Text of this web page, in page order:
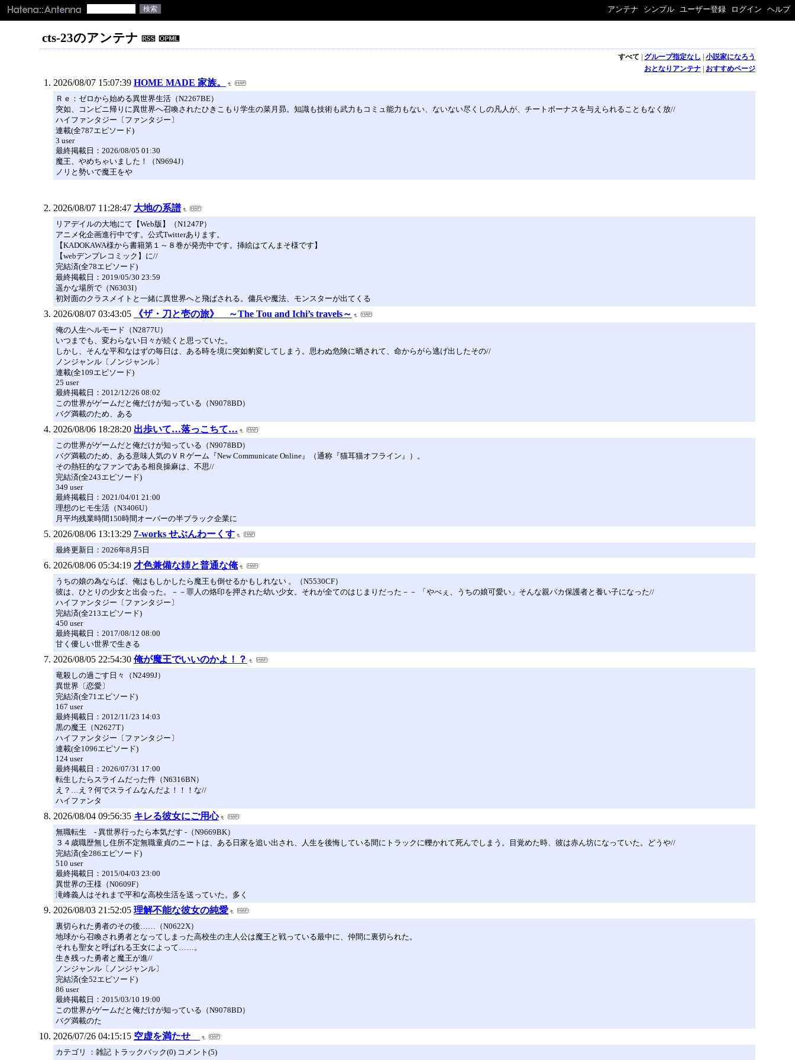
アンテナ シンプル ユーザー登録 ログイン ヘルプ
cts-23のアンテナ
すべて | グループ指定なし | 小説家になろう
おとなりアンテナ| おすすめページ
2026/08/07 15:07:39 HOME MADE 家族。
Ｒｅ：ゼロから始める異世界生活（N2267BE）
突如、コンビニ帰りに異世界へ召喚されたひきこもり学生の菜月昴。知識も技術も武力もコミュ能力もない、ないない尽くしの凡人が、チートボーナスを与えられることもなく放//
ハイファンタジー〔ファンタジー〕
連載(全787エピソード)
3 user
最終掲載日：2026/08/05 01:30
魔王、やめちゃいました！（N9694J）
ノリと勢いで魔王をや
2026/08/07 11:28:47 大地の系譜
リアデイルの大地にて【Web版】（N1247P）
アニメ化企画進行中です。公式Twitterあります。
【KADOKAWA様から書籍第１～８巻が発売中です。挿絵はてんまそ様です】
【webデンプレコミック】に//
完結済(全78エピソード)
最終掲載日：2019/05/30 23:59
遥かな場所で（N6303I）
初対面のクラスメイトと一緒に異世界へと飛ばされる。傭兵や魔法、モンスターが出てくる
2026/08/07 03:43:05 《ザ・刀と壱の旅》 ～The Tou and Ichi’s travels～
俺の人生ヘルモード（N2877U）
いつまでも、変わらない日々が続くと思っていた。
しかし、そんな平和なはずの毎日は、ある時を境に突如豹変してしまう。思わぬ危険に晒されて、命からがら逃げ出したその//
ノンジャンル〔ノンジャンル〕
連載(全109エピソード)
25 user
最終掲載日：2012/12/26 08:02
この世界がゲームだと俺だけが知っている（N9078BD）
バグ満載のため、ある
2026/08/06 18:28:20 出歩いて…落っこちて…
この世界がゲームだと俺だけが知っている（N9078BD）
バグ満載のため、ある意味人気のＶＲゲーム『New Communicate Online』（通称『猫耳猫オフライン』）。
その熱狂的なファンである相良操麻は、不思//
完結済(全243エピソード)
349 user
最終掲載日：2021/04/01 21:00
理想のヒモ生活（N3406U）
月平均残業時間150時間オーバーの半ブラック企業に
2026/08/06 13:13:29 7-works せぶんわーくす
最終更新日：2026年8月5日
2026/08/06 05:34:19 才色兼備な姉と普通な俺
うちの娘の為ならば、俺はもしかしたら魔王も倒せるかもしれない 。（N5530CF）
彼は、ひとりの少女と出会った。－－罪人の烙印を押された幼い少女。それが全てのはじまりだった－－ 「やべぇ、うちの娘可愛い」そんな親バカ保護者と養い子になった//
ハイファンタジー〔ファンタジー〕
完結済(全213エピソード)
450 user
最終掲載日：2017/08/12 08:00
甘く優しい世界で生きる
2026/08/05 22:54:30 俺が魔王でいいのかよ！？
竜殺しの過ごす日々（N2499J）
異世界〔恋愛〕
完結済(全71エピソード)
167 user
最終掲載日：2012/11/23 14:03
黒の魔王（N2627T）
ハイファンタジー〔ファンタジー〕
連載(全1096エピソード)
124 user
最終掲載日：2026/07/31 17:00
転生したらスライムだった件（N6316BN）
え？…え？何でスライムなんだよ！！！な//
ハイファンタ
2026/08/04 09:56:35 キレる彼女にご用心
無職転生 - 異世界行ったら本気だす -（N9669BK）
３４歳職歴無し住所不定無職童貞のニートは、ある日家を追い出され、人生を後悔している間にトラックに轢かれて死んでしまう。目覚めた時、彼は赤ん坊になっていた。どうや//
完結済(全286エピソード)
510 user
最終掲載日：2015/04/03 23:00
異世界の王様（N0609F）
滝峰義人はそれまで平和な高校生活を送っていた。多く
2026/08/03 21:52:05 理解不能な彼女の純愛
裏切られた勇者のその後……（N0622X）
地球から召喚され勇者となってしまった高校生の主人公は魔王と戦っている最中に、仲間に裏切られた。
それも聖女と呼ばれる王女によって……。
生き残った勇者と魔王が進//
ノンジャンル〔ノンジャンル〕
完結済(全52エピソード)
86 user
最終掲載日：2015/03/10 19:00
この世界がゲームだと俺だけが知っている（N9078BD）
バグ満載のた
2026/07/26 04:15:15 空虚を満たせ
カテゴリ ：雑記 トラックバック(0) コメント(5)